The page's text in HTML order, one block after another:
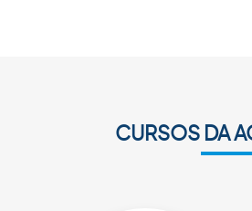
CURSOS DA